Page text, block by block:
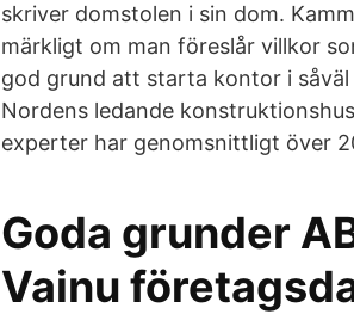
skriver domstolen i sin dom.
märkligt om man föreslår villkor
god grund att starta kontor i
Nordens ledande
experter har genomsnittligt över
Goda grunder
Vainu